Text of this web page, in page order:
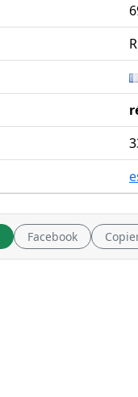
Facebook